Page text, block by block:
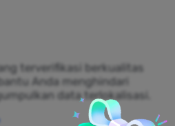
terverifikasi berkualitas
Anda menghindari
data terlokalisasi.